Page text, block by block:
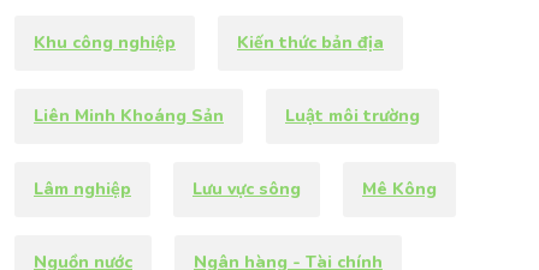
Khu công nghiệp Kiến thức bản địa
Liên Minh Khoáng Sản Luật môi trường
Lâm nghiệp Lưu vực sông Mê Kông
Nguồn nước Ngân hàng - Tài chính